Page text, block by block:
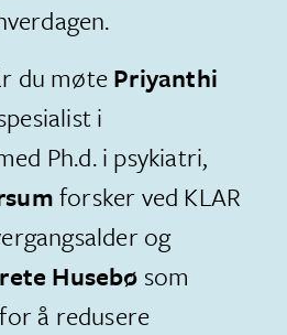
du møtePriyanthi
i
Ph.d. i psykiatri,
forsker ved KLAR
og
Husebø som
å redusere